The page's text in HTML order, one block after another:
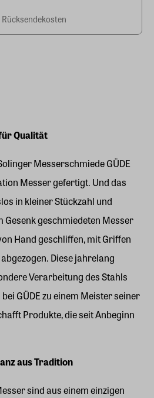
Qualität
Messerschmiede GÜDE
Messer gefertigt. Und das
in kleiner Stückzahl und
Gesenk geschmiedeten Messer
Hand geschliffen, mit Griffen
Diese jahrelang
Verarbeitung des Stahls
GÜDE zu einem Meister seiner
Produkte, die seit Anbeginn
aus Tradition
sind aus einem einzigen